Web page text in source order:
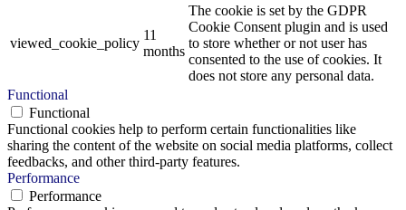
viewed_cookie_policy
11
months
The cookie is set by the GDPR
Cookie Consent plugin and is used
to store whether or not user has
consented to the use of cookies. It
does not store any personal data.
Functional
Functional
Functional cookies help to perform certain functionalities like
sharing the content of the website on social media platforms, collect
feedbacks, and other third-party features.
Performance
Performance